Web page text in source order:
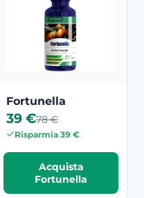
Fortunella
39 €78 €
Risparmia 39 €
Acquista
Fortunella